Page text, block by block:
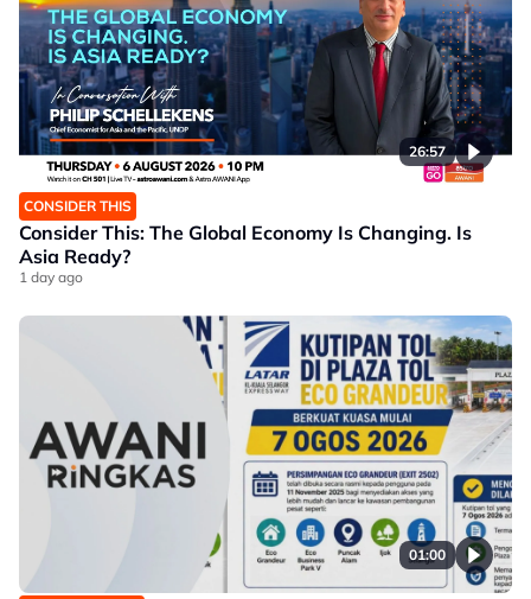
26:57
CONSIDER THIS
Consider This: The Global Economy Is Changing. Is
Asia Ready?
1 day ago
01:00